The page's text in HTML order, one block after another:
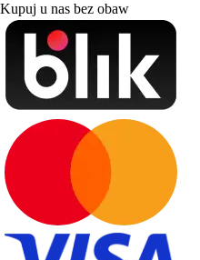
Kupuj u nas bez obaw